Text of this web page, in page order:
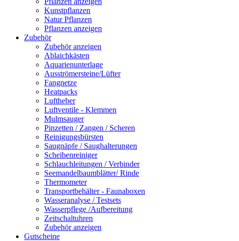
Kunstpflanzen
Natur Pflanzen
Pflanzen anzeigen
Zubehör
Zubehör anzeigen
Ablaichkästen
Aquarienunterlage
Ausströmersteine/Lüfter
Fangnetze
Heatpacks
Luftheber
Luftventile - Klemmen
Mulmsauger
Pinzetten / Zangen / Scheren
Reinigungsbürsten
Saugnäpfe / Saughalterungen
Scheibenreiniger
Schlauchleitungen / Verbinder
Seemandelbaumblätter/ Rinde
Thermometer
Transportbehälter - Faunaboxen
Wasseranalyse / Testsets
Wasserpflege /Aufbereitung
Zeitschaltuhren
Zubehör anzeigen
Gutscheine